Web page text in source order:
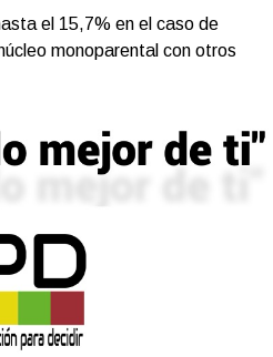
el 15,7% en el caso de
monoparental con otros